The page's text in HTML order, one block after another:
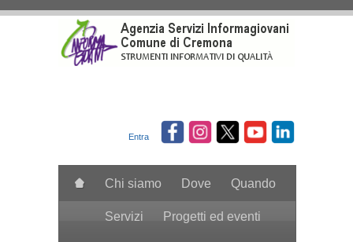
Entra
Chi siamo Dove Quando
Servizi Progetti ed eventi